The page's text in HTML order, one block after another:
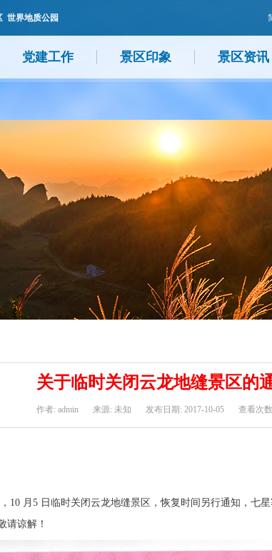
世界地质公园
党建工作 景区印象 景区资讯
关于临时关闭云龙地缝景区的
作者: admin 来源: 未知 发布日期: 2017-10-05 查看次
月5 日临时关闭云龙地缝景区，恢复时间另行通知，七星
请谅解！